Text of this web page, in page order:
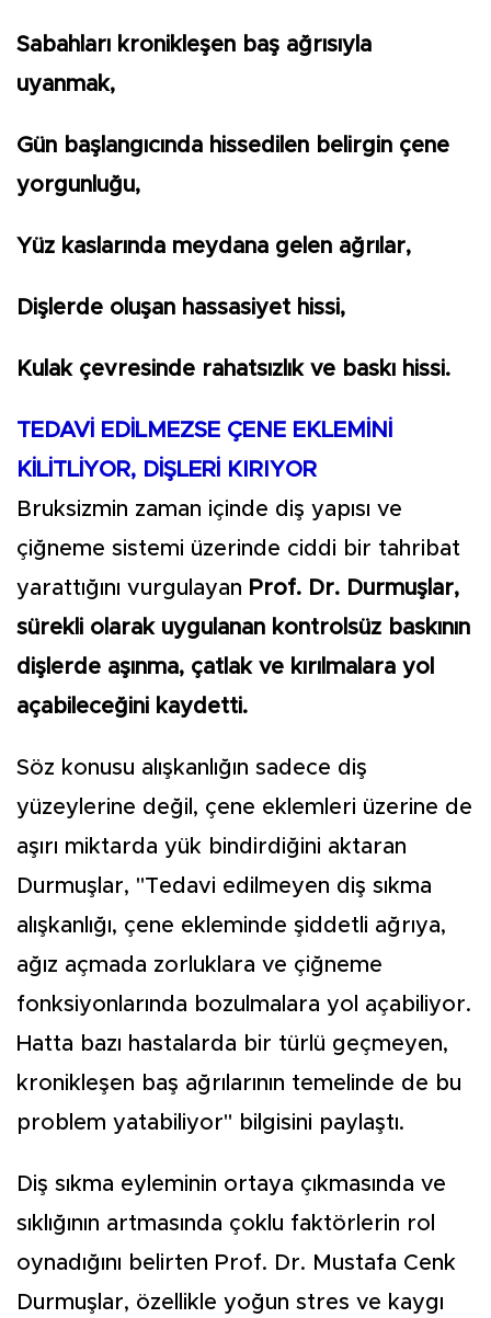
Sabahları kronikleşen baş ağrısıyla
uyanmak,
Gün başlangıcında hissedilen belirgin çene
yorgunluğu,
Yüz kaslarında meydana gelen ağrılar,
Dişlerde oluşan hassasiyet hissi,
Kulak çevresinde rahatsızlık ve baskı hissi.
TEDAVİ EDİLMEZSE ÇENE EKLEMİNİ
KİLİTLİYOR, DİŞLERİ KIRIYOR
Bruksizmin zaman içinde diş yapısı ve
çiğneme sistemi üzerinde ciddi bir tahribat
yarattığını vurgulayan Prof. Dr. Durmuşlar,
sürekli olarak uygulanan kontrolsüz baskının
dişlerde aşınma, çatlak ve kırılmalara yol
açabileceğini kaydetti.
Söz konusu alışkanlığın sadece diş
yüzeylerine değil, çene eklemleri üzerine de
aşırı miktarda yük bindirdiğini aktaran
Durmuşlar, "Tedavi edilmeyen diş sıkma
alışkanlığı, çene ekleminde şiddetli ağrıya,
ağız açmada zorluklara ve çiğneme
fonksiyonlarında bozulmalara yol açabiliyor.
Hatta bazı hastalarda bir türlü geçmeyen,
kronikleşen baş ağrılarının temelinde de bu
problem yatabiliyor" bilgisini paylaştı.
Diş sıkma eyleminin ortaya çıkmasında ve
sıklığının artmasında çoklu faktörlerin rol
oynadığını belirten Prof. Dr. Mustafa Cenk
Durmuşlar, özellikle yoğun stres ve kaygı